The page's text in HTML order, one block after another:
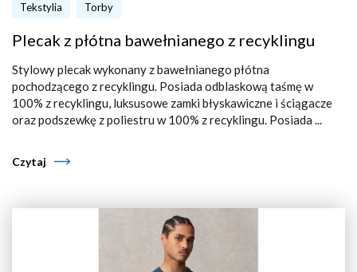
Tekstylia
Torby
Plecak z płótna bawełnianego z recyklingu
Stylowy plecak wykonany z bawełnianego płótna
pochodzącego z recyklingu. Posiada odblaskową taśmę w
100% z recyklingu, luksusowe zamki błyskawiczne i ściągacze
oraz podszewkę z poliestru w 100% z recyklingu. Posiada ...
Czytaj